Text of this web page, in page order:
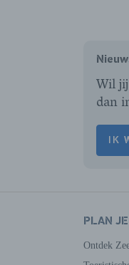
Wil
dan
IK
PLAN
Ontdek